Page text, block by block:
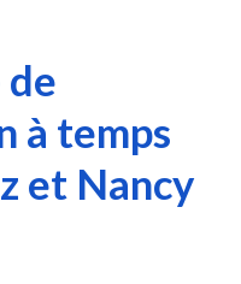
à temps
et Nancy